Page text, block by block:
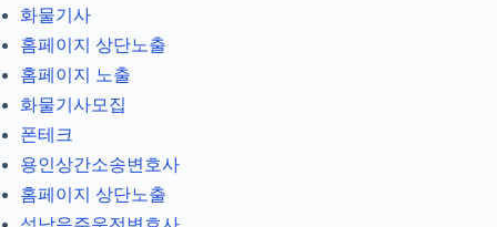
화물기사
홈페이지 상단노출
홈페이지 노출
화물기사모집
폰테크
용인상간소송변호사
홈페이지 상단노출